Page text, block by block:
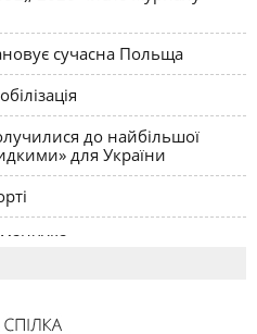
сучасна Польща
до найбільшої
для України